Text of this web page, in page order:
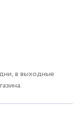
в выходные